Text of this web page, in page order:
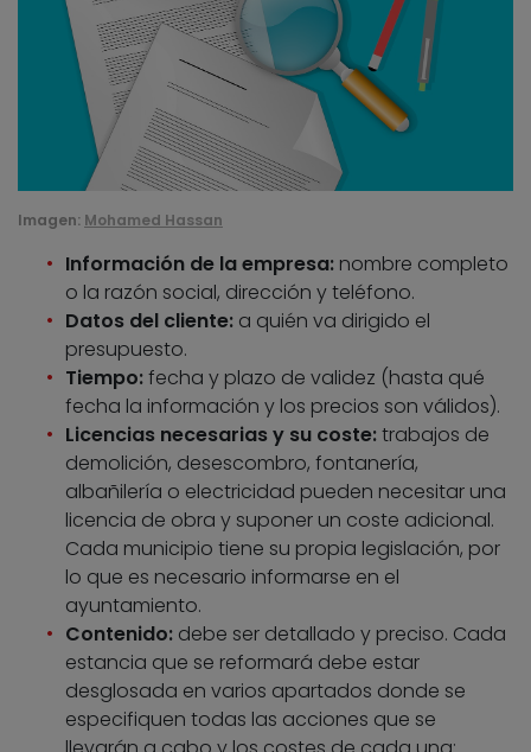
Imagen: Mohamed Hassan
Información de la empresa: nombre completo
o la razón social, dirección y teléfono.
Datos del cliente: a quién va dirigido el
presupuesto.
Tiempo:fecha y plazo de validez (hasta qué
fecha la información y los precios son válidos).
Licencias necesarias y su coste:trabajos de
demolición, desescombro, fontanería,
albañilería o electricidad pueden necesitar una
licencia de obra y suponer un coste adicional.
Cada municipio tiene su propia legislación, por
lo que es necesario informarse en el
ayuntamiento.
Contenido: debe ser detallado y preciso. Cada
estancia que se reformará debe estar
desglosada en varios apartados donde se
especifiquen todas las acciones que se